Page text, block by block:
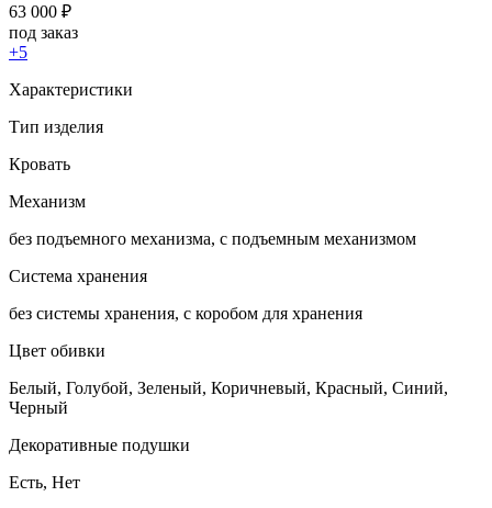
63 000 ₽
под заказ
+5
Характеристики
Тип изделия
Кровать
Механизм
без подъемного механизма, с подъемным механизмом
Система хранения
без системы хранения, с коробом для хранения
Цвет обивки
Белый, Голубой, Зеленый, Коричневый, Красный, Синий,
Черный
Декоративные подушки
Есть, Нет